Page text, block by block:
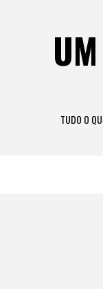
TUDO O